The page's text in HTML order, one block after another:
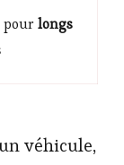
pour longs
véhicule,